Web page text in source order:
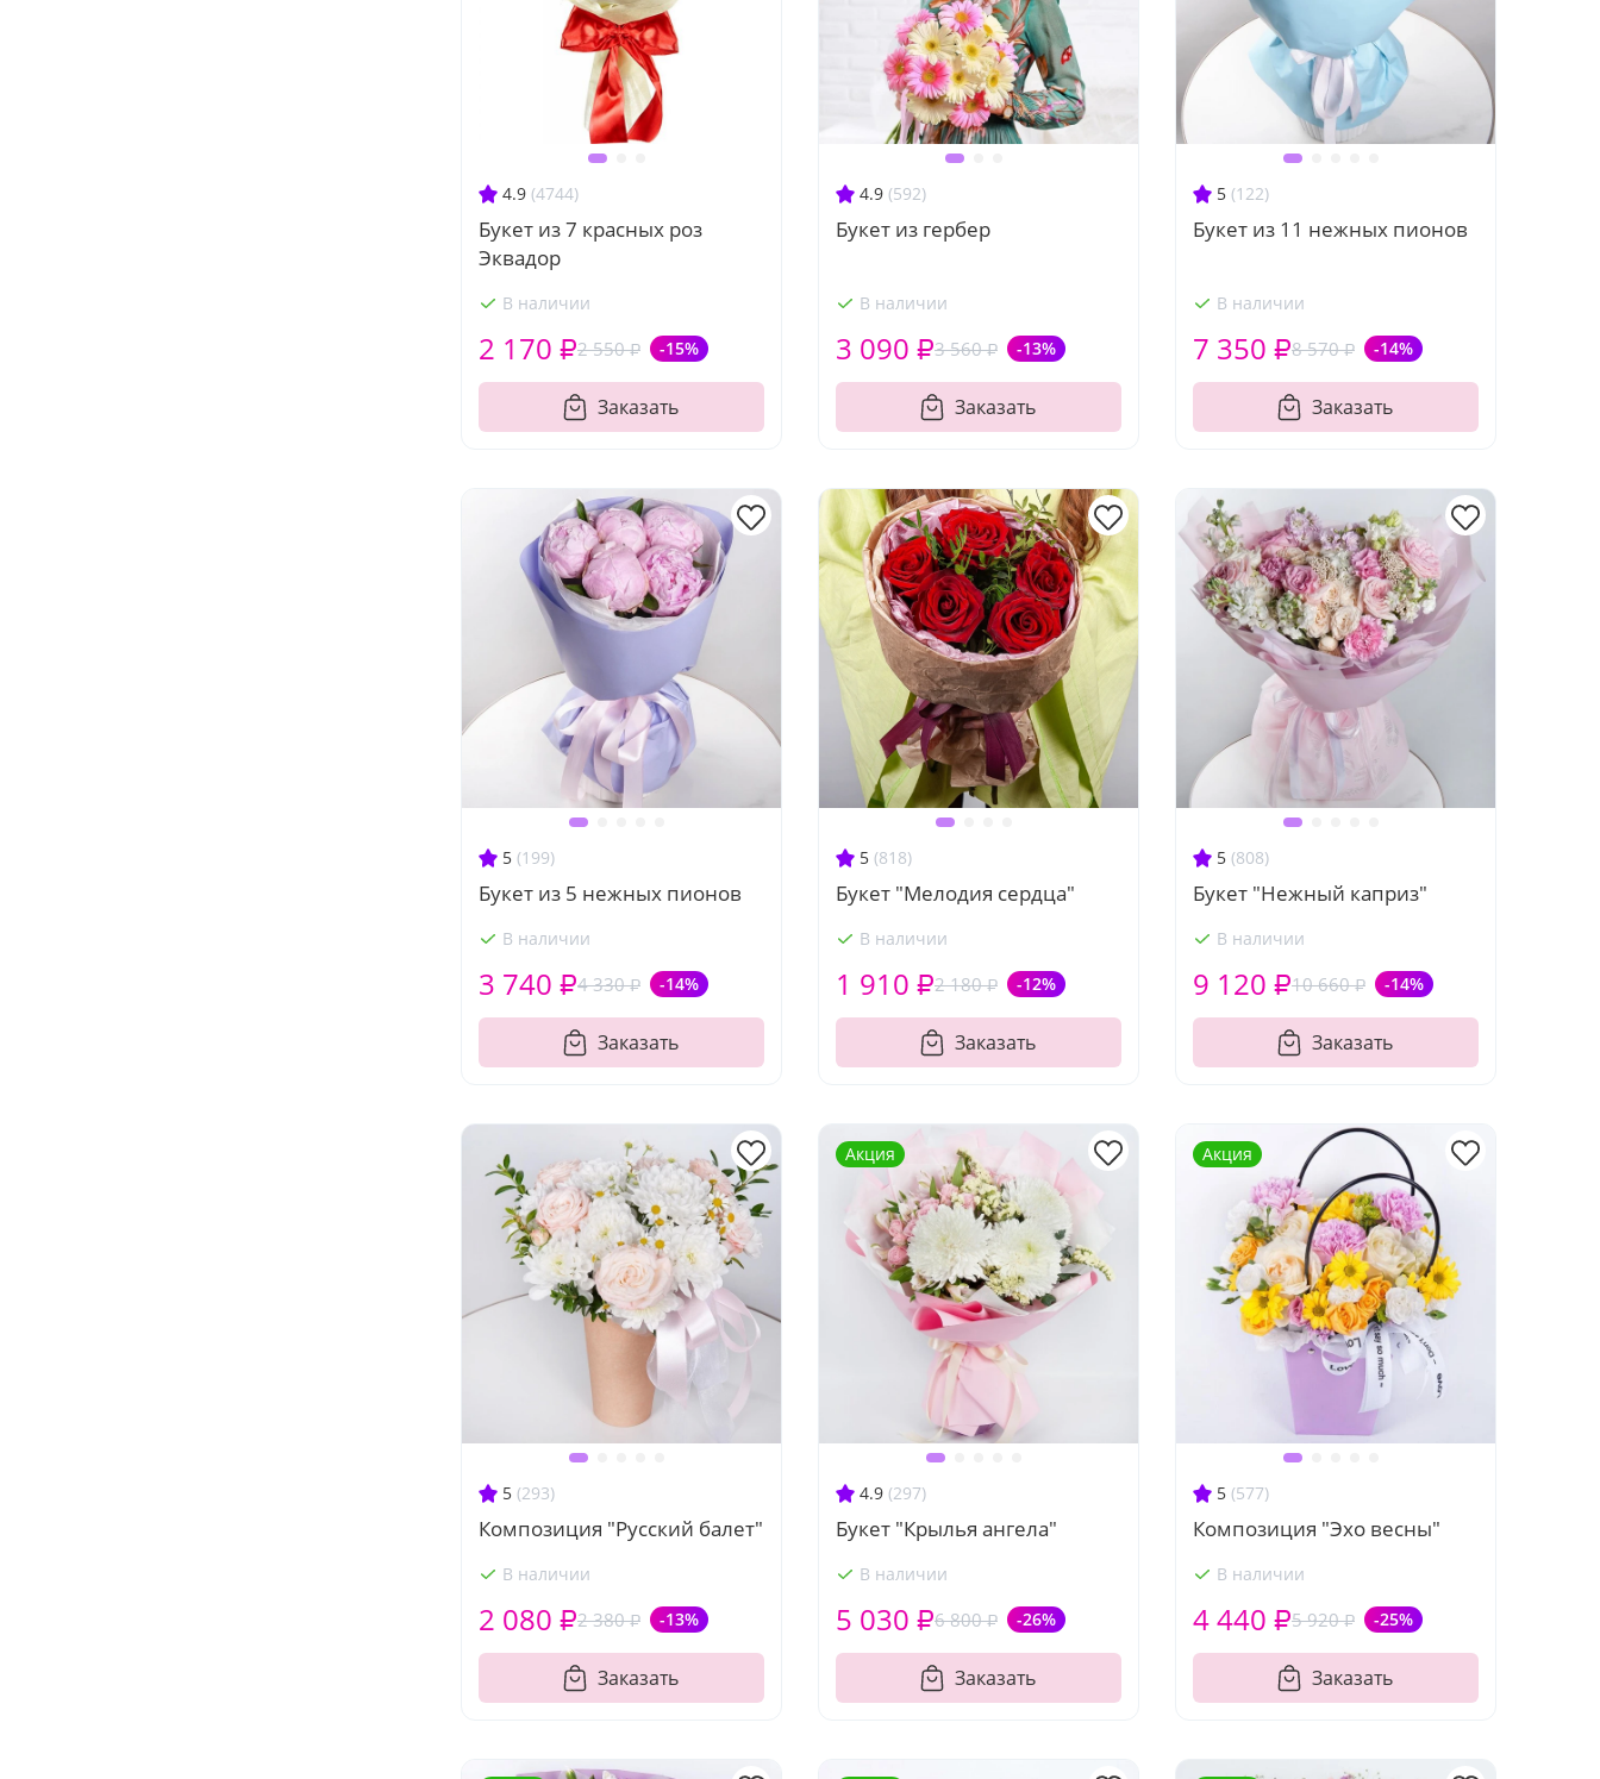
4.9 (4744)
Букет из 7 красных роз
Эквадор
В наличии
2 550 ₽ -15%
2 170 ₽
Заказать
4.9 (592)
Букет из гербер
В наличии
3 560 ₽ -13%
3 090 ₽
Заказать
5 (122)
Букет из 11 нежных пионов
В наличии
8 570 ₽ -14%
7 350 ₽
Заказать
5 (199)
Букет из 5 нежных пионов
В наличии
4 330 ₽ -14%
3 740 ₽
Заказать
5 (818)
Букет "Мелодия сердца"
В наличии
2 180 ₽ -12%
1 910 ₽
Заказать
5 (808)
Букет "Нежный каприз"
В наличии
10 660 ₽ -14%
9 120 ₽
Заказать
5 (293)
Композиция "Русский балет"
В наличии
2 380 ₽ -13%
2 080 ₽
Заказать
4.9 (297)
Букет "Крылья ангела"
В наличии
6 800 ₽ -26%
5 030 ₽
Заказать
Акция
5 (577)
Композиция "Эхо весны"
В наличии
5 920 ₽ -25%
4 440 ₽
Заказать
Акция